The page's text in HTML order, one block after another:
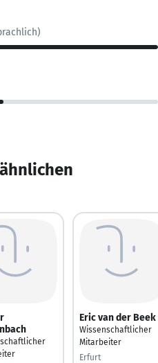
Eric van der Beek
Wissenschaftlicher
Mitarbeiter
Erfurt